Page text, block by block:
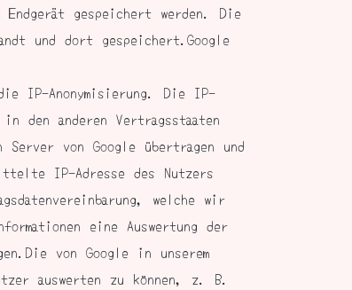
gespeichert werden. Die
und dort gespeichert.Google
IP-Anonymisierung. Die IP-
den anderen Vertragsstaaten
von Google übertragen und
IP-Adresse des Nutzers
welche wir
eine Auswertung der
von Google in unserem
auswerten zu können, z. B.